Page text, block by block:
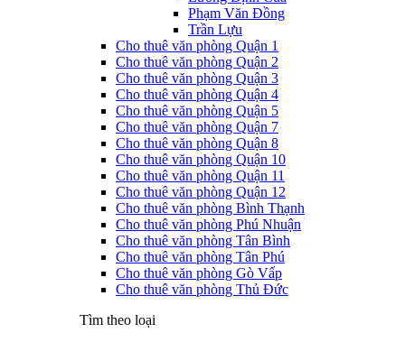
Phạm Văn Đồng
Trần Lựu
Cho thuê văn phòng Quận 1
Cho thuê văn phòng Quận 2
Cho thuê văn phòng Quận 3
Cho thuê văn phòng Quận 4
Cho thuê văn phòng Quận 5
Cho thuê văn phòng Quận 7
Cho thuê văn phòng Quận 8
Cho thuê văn phòng Quận 10
Cho thuê văn phòng Quận 11
Cho thuê văn phòng Quận 12
Cho thuê văn phòng Bình Thạnh
Cho thuê văn phòng Phú Nhuận
Cho thuê văn phòng Tân Bình
Cho thuê văn phòng Tân Phú
Cho thuê văn phòng Gò Vấp
Cho thuê văn phòng Thủ Đức
Tìm theo loại